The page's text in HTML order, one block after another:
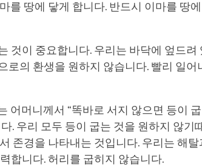
를 땅에 닿게 합니다. 반드시 이마를 땅
것이 중요합니다. 우리는 바닥에 엎드려
로의 환생을 원하지 않습니다. 빨리 일어
어머니께서 “똑바로 서지 않으면 등이
. 우리 모두 등이 굽는 것을 원하지 않기
존경을 나타내는 것입니다. 우리는 해탈
합니다. 허리를 굽히지 않습니다.